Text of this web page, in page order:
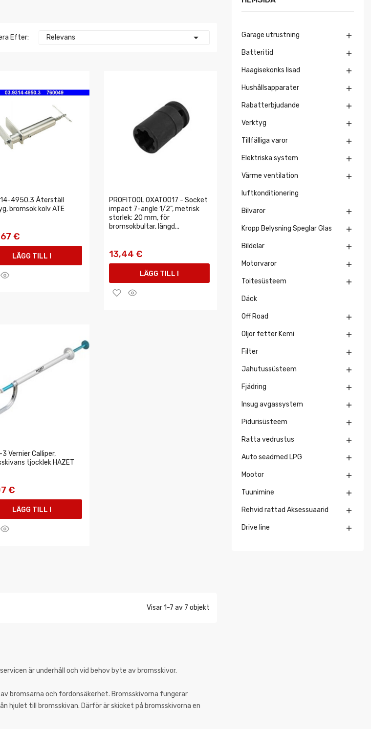
Efter: Relevans 
4950.3 Återställ
bromsok kolv ATE
€
LÄGG TILL I
VARUKORGEN
PROFITOOL 0XAT0017 - Socket
impact 7-angle 1/2”, metrisk
storlek: 20 mm, för
bromsokbultar, längd...
13,44 €
LÄGG TILL I
VARUKORGEN
Vernier Calliper,
tjocklek HAZET
€
LÄGG TILL I
VARUKORGEN
Visar 1-7 av 7 objekt
är underhåll och vid behov byte av bromsskivor.
bromsarna och fordonsäkerhet. Bromsskivorna fungerar
till bromsskivan. Därför är skicket på bromsskivorna en
Garage utrustning 
Batteritid 
Haagisekonks lisad 
Hushållsapparater 
Rabatterbjudande 
Verktyg 
Tillfälliga varor 
Elektriska system 
Värme ventilation
luftkonditionering

Bilvaror 
Kropp Belysning Speglar Glas 
Bildelar 
Motorvaror 
Toitesüsteem 
Däck
Off Road 
Oljor fetter Kemi 
Filter 
Jahutussüsteem 
Fjädring 
Insug avgassystem 
Pidurisüsteem 
Ratta vedrustus 
Auto seadmed LPG 
Mootor 
Tuunimine 
Rehvid rattad Aksessuaarid 
Drive line 